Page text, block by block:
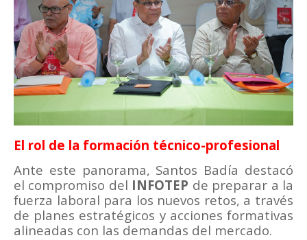
El rol de la formación técnico-profesional
Ante este panorama, Santos Badía destacó
el compromiso del INFOTEP de preparar a la
fuerza laboral para los nuevos retos, a través
de planes estratégicos y acciones formativas
alineadas con las demandas del mercado.